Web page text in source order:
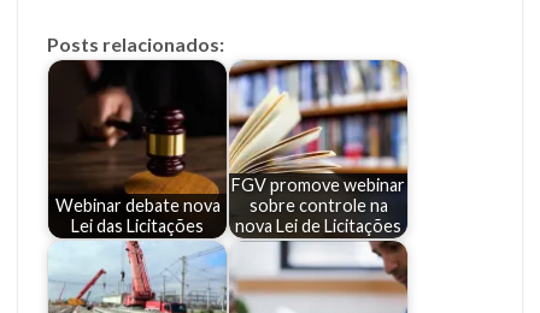
Posts relacionados:
Webinar debate nova
Lei das Licitações
FGV promove webinar
sobre controle na
nova Lei de Licitações